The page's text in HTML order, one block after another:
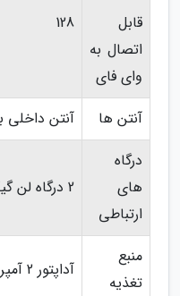
قابل
اتصال به
وای فای
128
آنتن ها
آنتن داخلی با
درگاه
های
ارتباطی
2 درگاه لن گیگابیتی (یک WAN)، شیار سیم کارت نانو
منبع
تغذیه
آداپتور 2 آمپر 12 ولت؛ حداکثر مصرف برق 24 وات